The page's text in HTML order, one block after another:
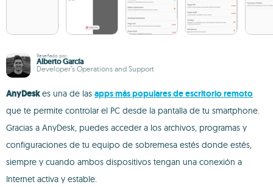
Reseñado por
Alberto García
Developer’s Operations and Support
AnyDeskes una de las apps más populares de escritorio remoto
que te permite controlar el PC desde la pantalla de tu smartphone.
Gracias a AnyDesk, puedes acceder a los archivos, programas y
configuraciones de tu equipo de sobremesa estés donde estés,
siempre y cuando ambos dispositivos tengan una conexión a
Internet activa y estable.